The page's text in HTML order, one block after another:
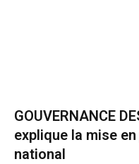
GOUVERNANCE
explique la mise
national